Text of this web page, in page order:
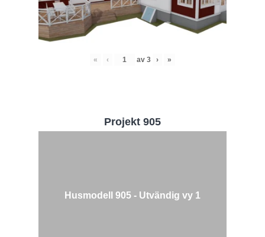
« ‹ av 3 › »
Projekt 905
Husmodell 905 - Utvändig vy 1